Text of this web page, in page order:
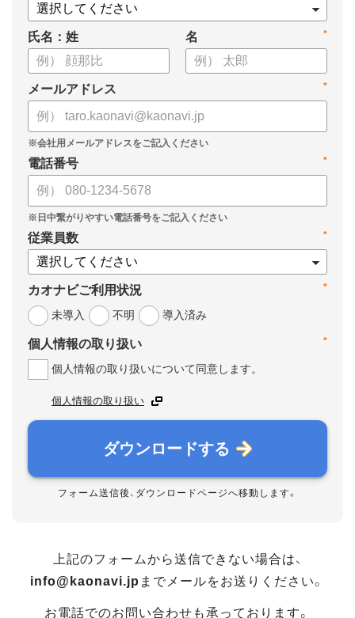
氏名：姓 *
名
*
メールアドレス
*
電話番号
*
従業員数
*
カオナビご利用状況
未導入
不明 導入済み
*
個人情報の取り扱い
個人情報の取り扱いについて同意します。
個人情報の取り扱い
ダウンロードする
フォーム送信後、ダウンロードページへ移動します。
上記のフォームから送信できない場合は、
info@kaonavi.jp までメールをお送りください。
お電話でのお問い合わせも承っております。